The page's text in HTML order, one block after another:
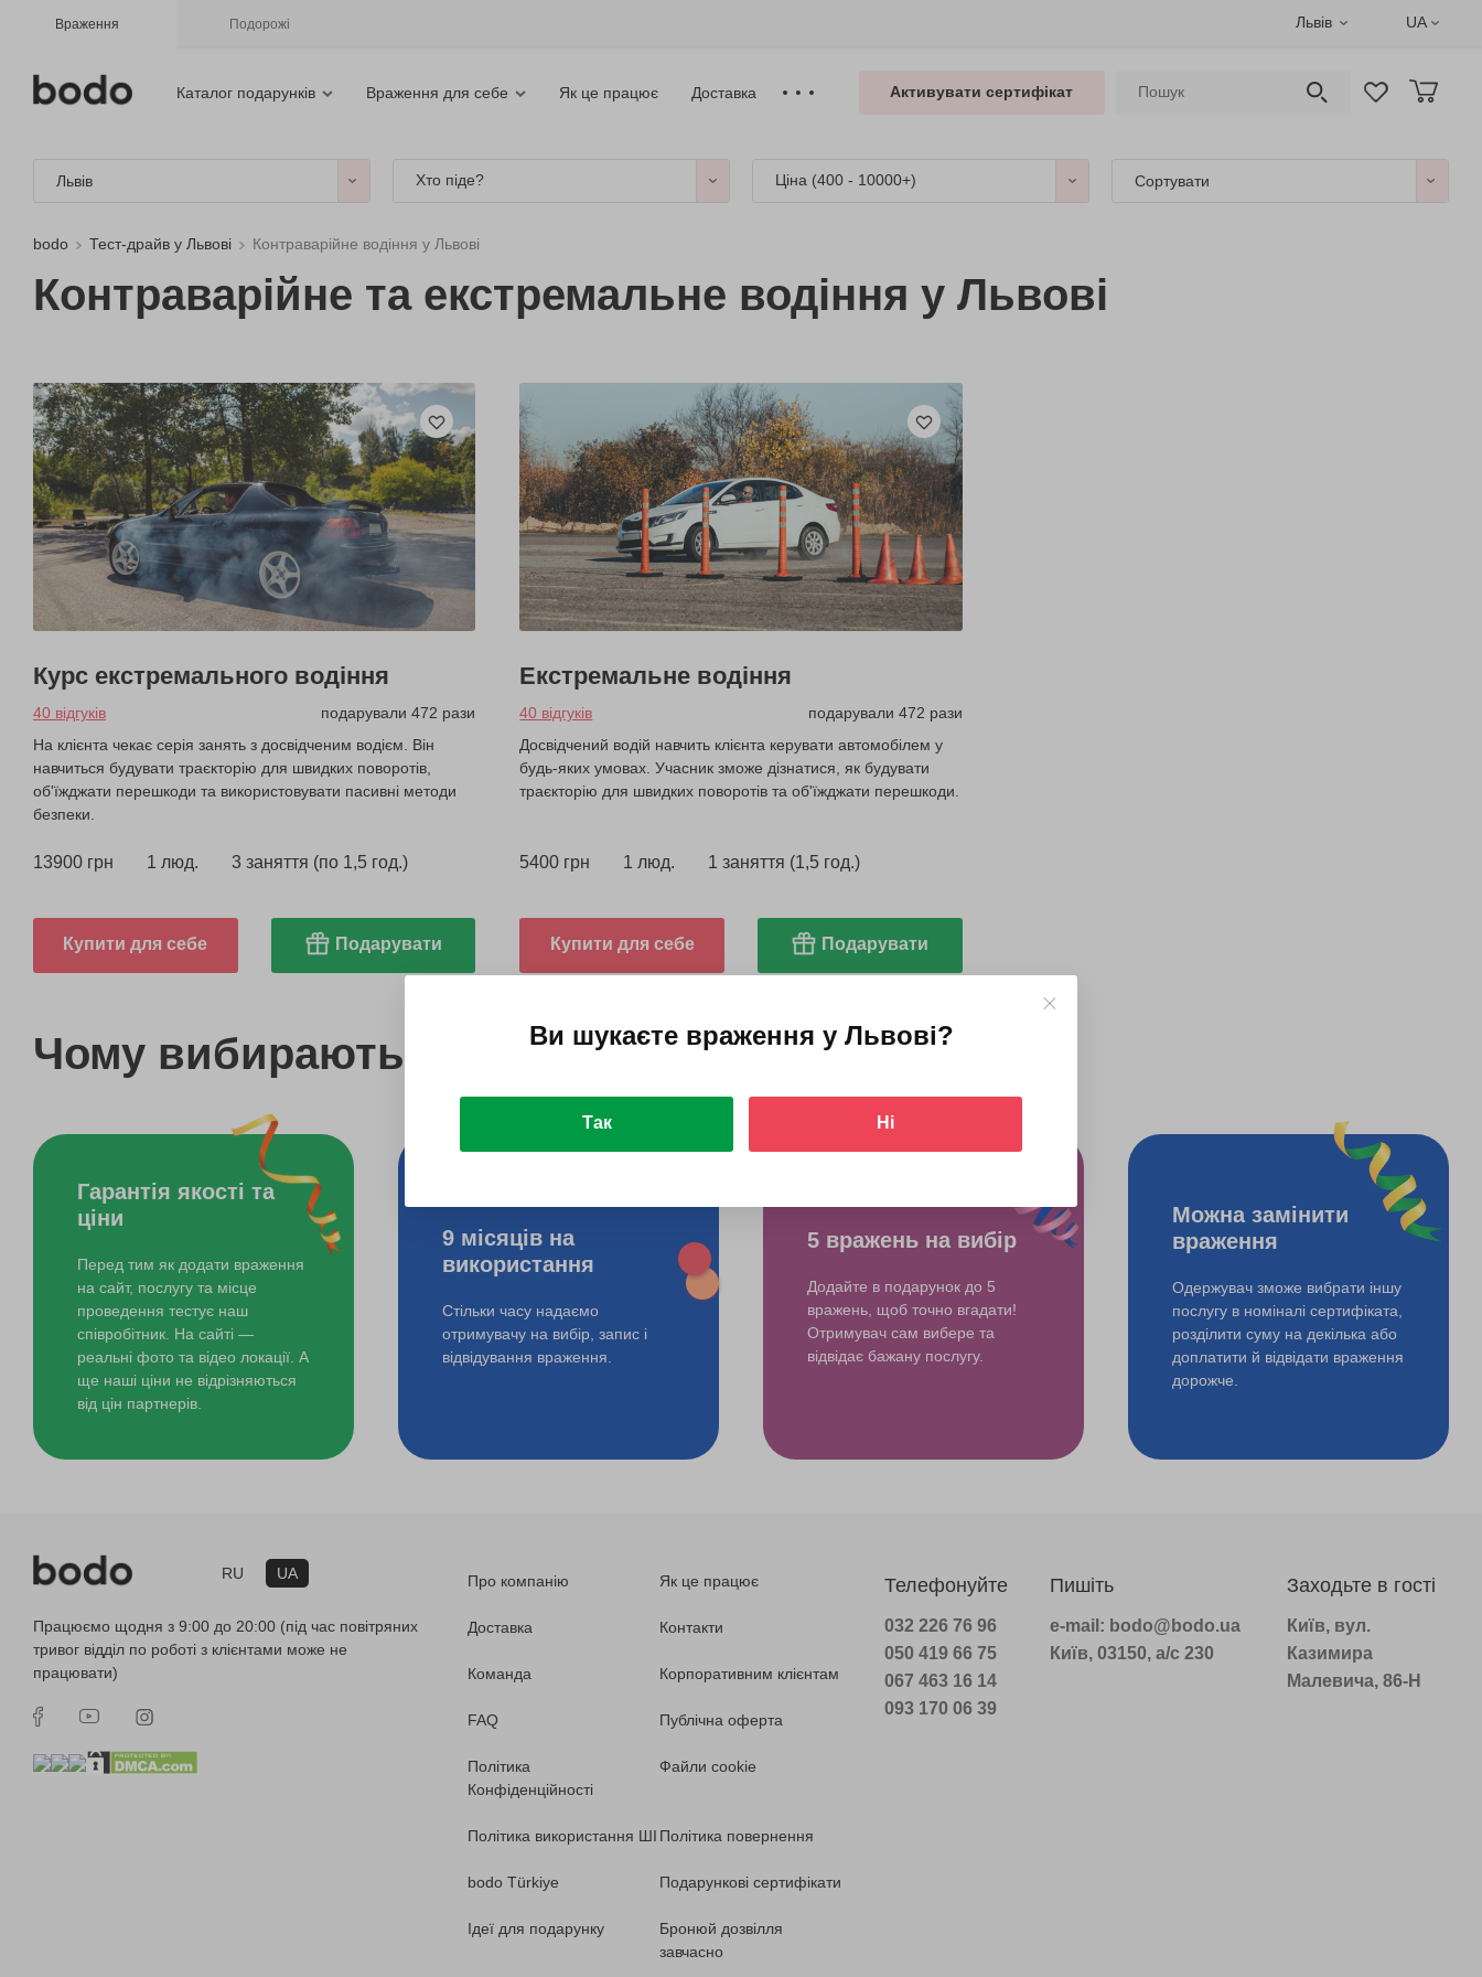
Враження Подорожі Львів UA
Каталог подарунків Враження для себе Як це працює Доставка Активувати сертифікат
Львів Хто піде? Ціна (400 - 10000+) Сортувати
bodo Тест-драйв у Львові Контраварійне водіння у Львові
Контраварійне та екстремальне водіння у Львові
Курс екстремального водіння
40 відгуків
подарували 472 рази
На клієнта чекає серія занять з досвідченим водієм. Він
навчиться будувати траєкторію для швидких поворотів,
об'їжджати перешкоди та використовувати пасивні методи
безпеки.
13900 грн 1 люд. 3 заняття (по 1,5 год.)
Купити для себе Подарувати
Екстремальне водіння
40 відгуків
подарували 472 рази
Досвідчений водій навчить клієнта керувати автомобілем у
будь-яких умовах. Учасник зможе дізнатися, як будувати
траєкторію для швидких поворотів та об'їжджати перешкоди.
5400 грн 1 люд. 1 заняття (1,5 год.)
Купити для себе Подарувати
Чому вибирають bodo?
Гарантія якості та
ціни
Перед тим як додати враження
на сайт, послугу та місце
проведення тестує наш
співробітник. На сайті —
реальні фото та відео локації. А
ще наші ціни не відрізняються
від цін партнерів.
9 місяців на
використання
Стільки часу надаємо
отримувачу на вибір, запис і
відвідування враження.
5 вражень на вибір
Додайте в подарунок до 5
вражень, щоб точно вгадати!
Отримувач сам вибере та
відвідає бажану послугу.
Можна замінити
враження
Одержувач зможе вибрати іншу
послугу в номіналі сертифіката,
розділити суму на декілька або
доплатити й відвідати враження
дорожче.
RU UA
Працюємо щодня з 9:00 до 20:00 (під час повітряних
тривог відділ по роботі з клієнтами може не
працювати)
Про компанію Як це працює
Доставка Контакти
Команда Корпоративним клієнтам
FAQ Публічна оферта
Політика
Конфіденційності
Файли cookie
Політика використання ШІ Політика повернення
bodo Türkiye Подарункові сертифікати
Ідеї для подарунку
Бронюй дозвілля
завчасно
Телефонуйте
032 226 76 96
050 419 66 75
067 463 16 14
093 170 06 39
Пишіть
e-mail: bodo@bodo.ua
Київ, 03150, а/с 230
Заходьте в гості
Київ, вул.
Казимира
Малевича, 86-Н
Ви шукаєте враження у Львові?
Так Ні